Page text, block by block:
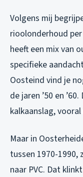
Volgens mij
rioolonderhoud
heeft een mix van
specifieke
Oosteind vind je
de jaren ’50 en
kalkaanslag,
Maar in
tussen 1970-
naar PVC. Dat